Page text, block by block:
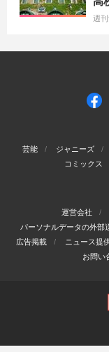
週
芸能 ジャニーズ
コミックス
運営会社
パーソナルデータの外部
広告掲載
ニュース提
お問い